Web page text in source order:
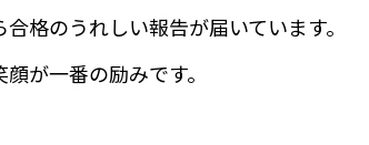
格のうれしい報告が届いています。
が一番の励みです。